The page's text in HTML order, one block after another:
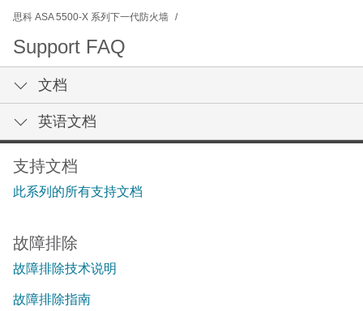
思科 ASA 5500-X 系列下一代防火墙
Support FAQ
文档
英语文档
支持文档
此系列的所有支持文档
故障排除
故障排除技术说明
故障排除指南